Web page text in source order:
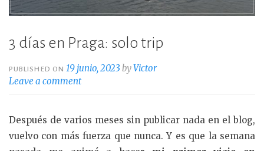
3 días en Praga: solo trip
PUBLISHED ON19 junio, 2023 byVictor
Leave a comment
Después de varios meses sin publicar nada en el blog,
vuelvo con más fuerza que nunca. Y es que la semana